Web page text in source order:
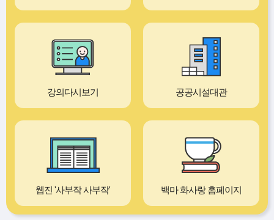
강의다시보기 공공시설대관
웹진 '사부작 사부작' 백마 화사랑 홈페이지